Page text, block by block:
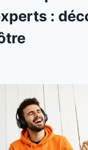
: